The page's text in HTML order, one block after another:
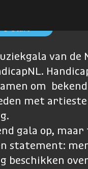
Start
van de
om
met
gala op,
statement:
beschikken